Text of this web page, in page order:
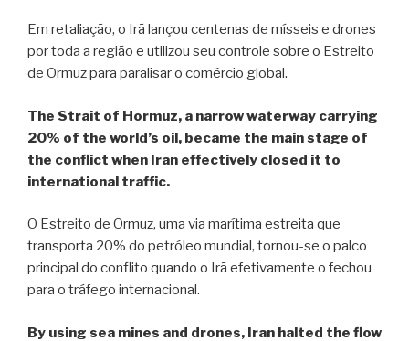
Em retaliação, o Irã lançou centenas de mísseis e drones
por toda a região e utilizou seu controle sobre o Estreito
de Ormuz para paralisar o comércio global.
The Strait of Hormuz, a narrow waterway carrying
20% of the world’s oil, became the main stage of
the conflict when Iran effectively closed it to
international traffic.
O Estreito de Ormuz, uma via marítima estreita que
transporta 20% do petróleo mundial, tornou-se o palco
principal do conflito quando o Irã efetivamente o fechou
para o tráfego internacional.
By using sea mines and drones, Iran halted the flow